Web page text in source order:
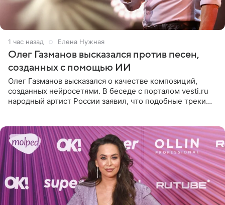
1 час назад Елена Нужная
Олег Газманов высказался против песен,
созданных с помощью ИИ
Олег Газманов высказался о качестве композиций,
созданных нейросетями. В беседе с порталом vesti.ru
народный артист России заявил, что подобные треки